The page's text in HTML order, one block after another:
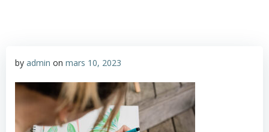
by admin on mars 10, 2023